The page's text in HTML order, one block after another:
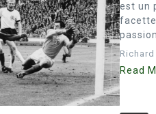
est un
Read